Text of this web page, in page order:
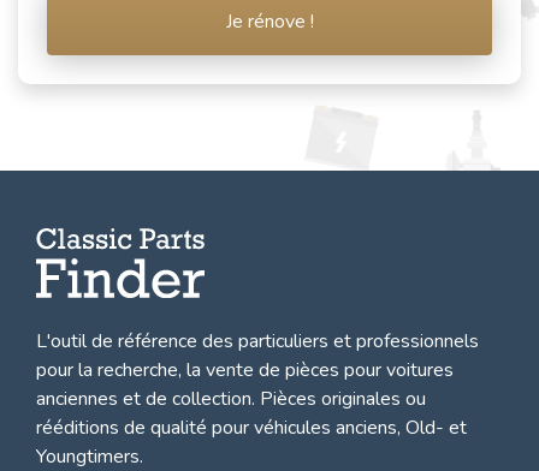
Je rénove !
L'outil de référence des particuliers et professionnels
pour la recherche, la vente de pièces pour voitures
anciennes et de collection. Pièces originales ou
rééditions de qualité pour véhicules anciens, Old- et
Youngtimers.